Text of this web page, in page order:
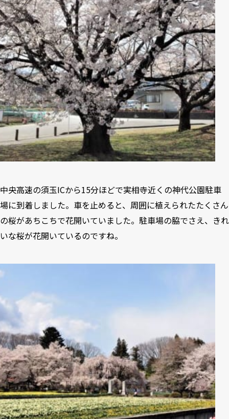
中央高速の須玉ICから15分ほどで実相寺近くの神代公園駐車
場に到着しました。車を止めると、周囲に植えられたたくさん
の桜があちこちで花開いていました。駐車場の脇でさえ、きれ
いな桜が花開いているのですね。